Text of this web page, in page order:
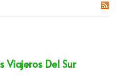
Viajeros Del Sur